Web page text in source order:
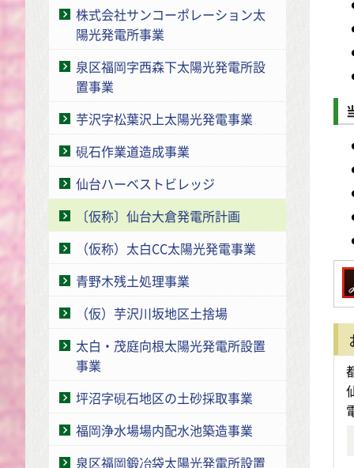
株式会社サンコーポレーション太
陽光発電所事業
泉区福岡字西森下太陽光発電所設
置事業
芋沢字松葉沢上太陽光発電事業
硯石作業道造成事業
仙台ハーベストビレッジ
〔仮称〕仙台大倉発電所計画
（仮称）太白CC太陽光発電事業
青野木残土処理事業
（仮）芋沢川坂地区土捨場
太白・茂庭向根太陽光発電所設置
事業
坪沼字硯石地区の土砂採取事業
福岡浄水場場内配水池築造事業
泉区福岡鍛冶袋太陽光発電所設置